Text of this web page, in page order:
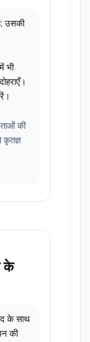
उसकी
भी
की
कृतज्ञ
के
के साथ
की